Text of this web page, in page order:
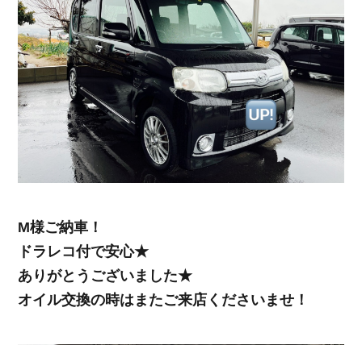
M様ご納車！
ドラレコ付で安心★
ありがとうございました★
オイル交換の時はまたご来店くださいませ！